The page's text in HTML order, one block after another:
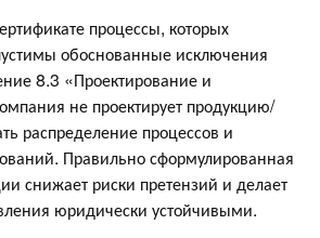
процессы, которых
обоснованные исключения
8.3 «Проектирование и
не проектирует продукцию/
распределение процессов и
Правильно сформулированная
снижает риски претензий и делает
юридически устойчивыми.